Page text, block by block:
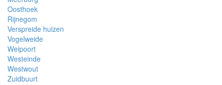
Oosthoek
Rijnegom
Verspreide huizen
Vogelweide
Weipoort
Westeinde
Westwout
Zuidbuurt